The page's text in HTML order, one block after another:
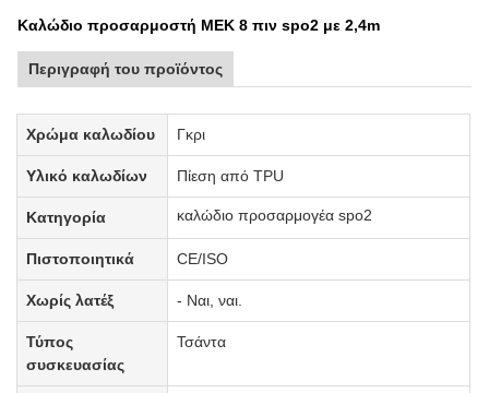
Καλώδιο προσαρμοστή MEK 8 πιν spo2 με 2,4m
Περιγραφή του προϊόντος
Χρώμα καλωδίου Γκρι
Υλικό καλωδίων Πίεση από TPU
Κατηγορία καλώδιο προσαρμογέα spo2
Πιστοποιητικά CE/ISO
Χωρίς λατέξ - Ναι, ναι.
Τύπος
συσκευασίας
Τσάντα